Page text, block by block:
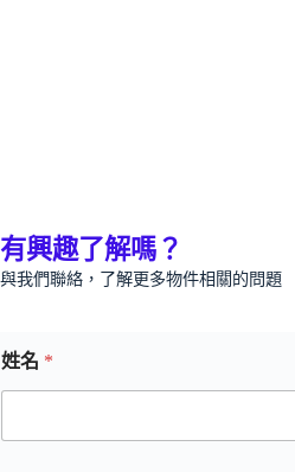
有興趣了解嗎？
與我們聯絡，了解更多物件相關的問題
姓名 *